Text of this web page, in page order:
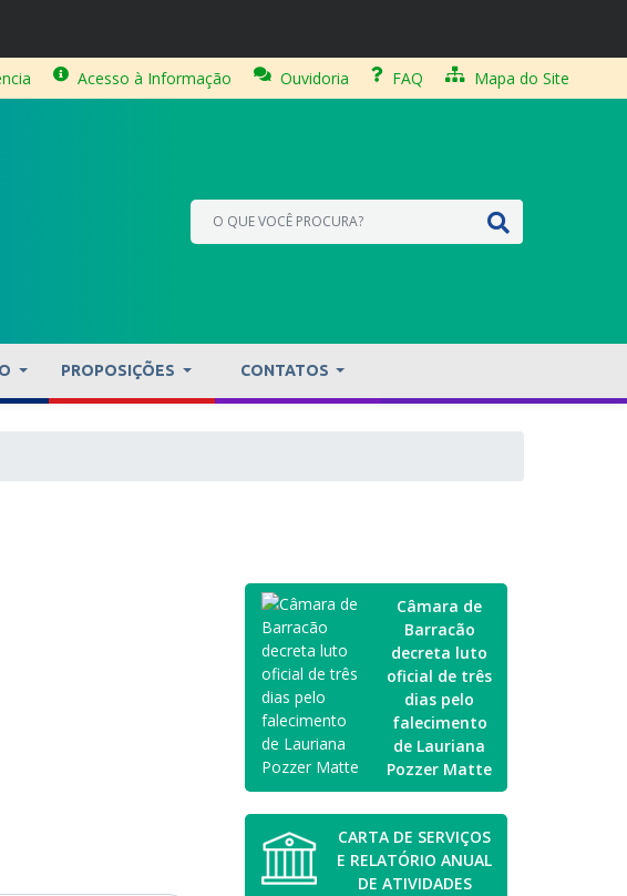
Acesso à Informação Ouvidoria FAQ Mapa do Site
PROPOSIÇÕES CONTATOS
Câmara de
Barracão
decreta luto
oficial de três
dias pelo
falecimento
de Lauriana
Pozzer Matte
CARTA DE SERVIÇOS
E RELATÓRIO ANUAL
DE ATIVIDADES